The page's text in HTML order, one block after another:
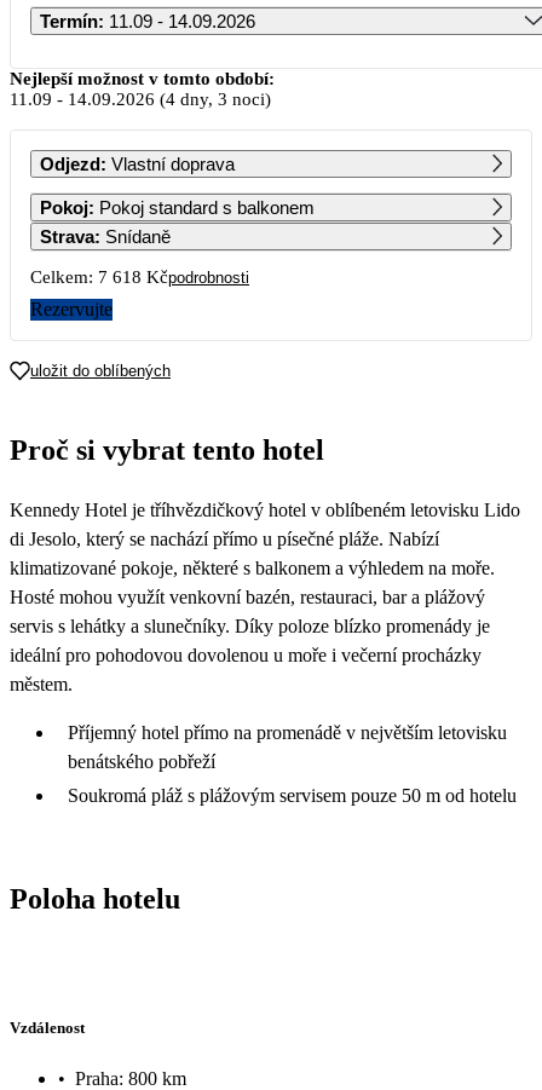
Termín: 11.09 - 14.09.2026
Září 2026
PO ÚT ST ČT PÁ SO NE
1
9 899
2
9 209
3
8 519
4 5 6
7
4 699
8
4 699
9
4 399
10 11 12 13
14
3 809 3 809 3 809
21 22
28 29 30
Nejlepší možnost v tomto období:
11.09 - 14.09.2026 (4 dny, 3 noci)
Odjezd: Vlastní doprava
Pokoj:
Pokoj standard s balkonem
Strava: Snídaně
Celkem: 7 618 Kčpodrobnosti
Rezervujte
uložit do oblíbených
Proč si vybrat tento hotel
Kennedy Hotel je tříhvězdičkový hotel v oblíbeném letovisku Lido
di Jesolo, který se nachází přímo u písečné pláže. Nabízí
klimatizované pokoje, některé s balkonem a výhledem na moře.
Hosté mohou využít venkovní bazén, restauraci, bar a plážový
servis s lehátky a slunečníky. Díky poloze blízko promenády je
ideální pro pohodovou dovolenou u moře i večerní procházky
městem.
Příjemný hotel přímo na promenádě v největším letovisku
benátského pobřeží
Soukromá pláž s plážovým servisem pouze 50 m od hotelu
Poloha hotelu
Vzdálenost
• Praha: 800 km